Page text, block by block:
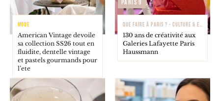
MODE
American Vintage devoile
sa collection SS26 tout en
fluidite, dentelle vintage
et pastels gourmands pour
l’ete
Paris 9
QUE FAIRE À PARIS ? - CULTURE & EXPOSITIONS
130 ans de créativité aux
Galeries Lafayette Paris
Haussmann